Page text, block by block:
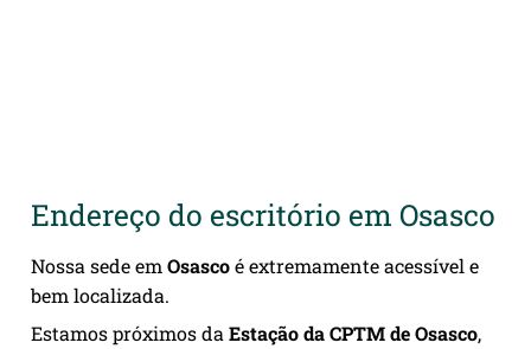
Endereço do escritório em Osasco
Nossa sede em Osascoé extremamente acessível e
bem localizada.
Estamos próximos da Estação da CPTM de Osasco,